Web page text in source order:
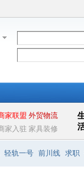
轻轨一号 前川线 求职